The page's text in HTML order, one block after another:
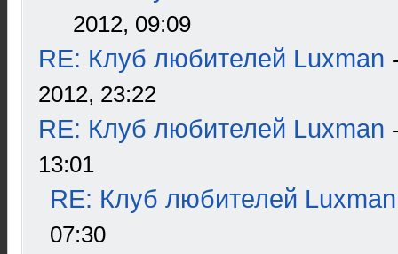
2012, 09:09
RE: Клуб любителей Luxman
2012, 23:22
RE: Клуб любителей Luxman
13:01
RE: Клуб любителей Luxman
07:30